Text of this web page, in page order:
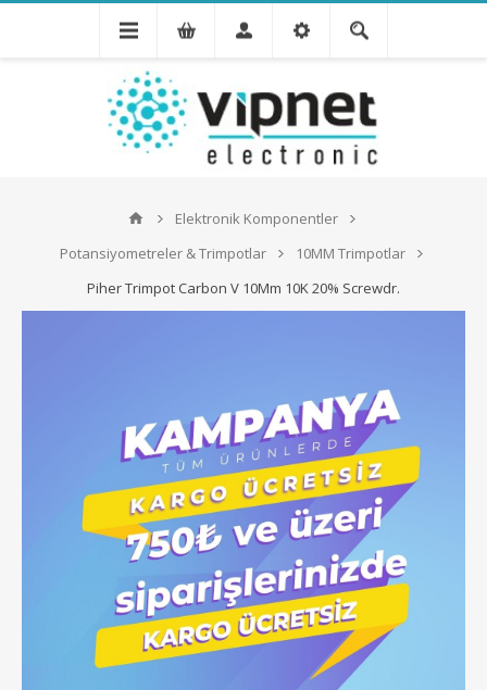
Elektronik Komponentler
Potansiyometreler & Trimpotlar
10MM Trimpotlar
Piher Trimpot Carbon V 10Mm 10K 20% Screwdr.